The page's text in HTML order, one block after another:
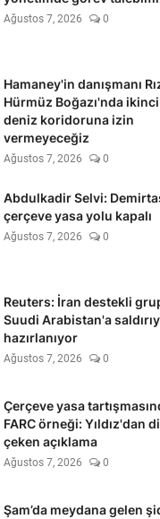
Ağustos 7, 2026 0
Hamaney'in danışmanı
Hürmüz Boğazı'nda
deniz koridoruna izin
vermeyeceğiz
Ağustos 7, 2026 0
Abdulkadir Selvi:
çerçeve yasa yolu kapalı
Ağustos 7, 2026 0
Reuters: İran destekli
Suudi Arabistan'a
hazırlanıyor
Ağustos 7, 2026 0
Çerçeve yasa
FARC örneği: Yıldız'dan
çeken açıklama
Ağustos 7, 2026 0
Şam’da meydana gelen